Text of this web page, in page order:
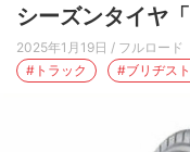
シーズンタイヤ
2025年1月19日 / フルロード
#トラック
#ブリヂス